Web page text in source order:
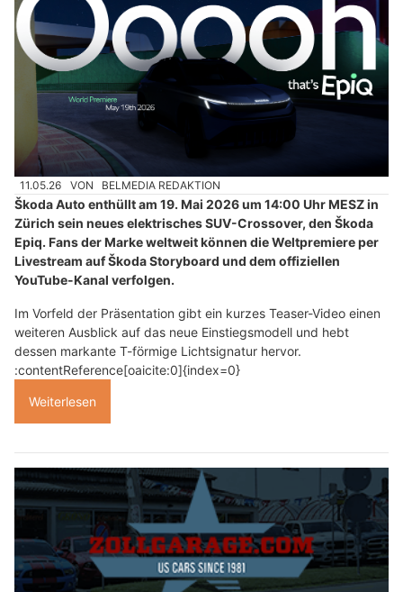
11.05.26 VON BELMEDIA REDAKTION
Škoda Auto enthüllt am 19. Mai 2026 um 14:00 Uhr MESZ in
Zürich sein neues elektrisches SUV-Crossover, den Škoda
Epiq. Fans der Marke weltweit können die Weltpremiere per
Livestream auf Škoda Storyboard und dem offiziellen
YouTube-Kanal verfolgen.
Im Vorfeld der Präsentation gibt ein kurzes Teaser-Video einen
weiteren Ausblick auf das neue Einstiegsmodell und hebt
dessen markante T-förmige Lichtsignatur hervor.
:contentReference[oaicite:0]{index=0}
Weiterlesen